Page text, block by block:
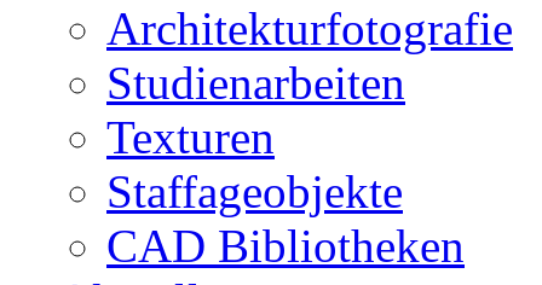
Architekturfotografie
Studienarbeiten
Texturen
Staffageobjekte
CAD Bibliotheken